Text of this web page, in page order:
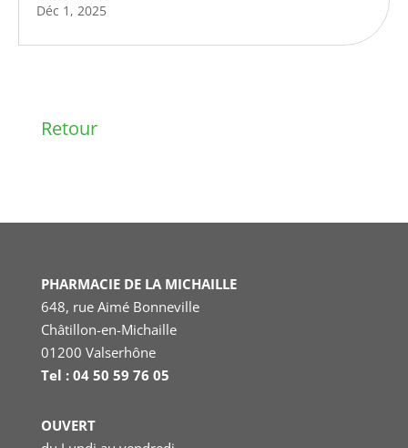
Déc 1, 2025
Retour
PHARMACIE DE LA MICHAILLE
648, rue Aimé Bonneville
Châtillon-en-Michaille
01200 Valserhône
Tel : 04 50 59 76 05
OUVERT